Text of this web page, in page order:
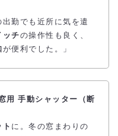
勤でも近所に気を遣
ッチの操作性も良く、
が便利でした。」
用 手動シャッター（断
に。冬の窓まわりの